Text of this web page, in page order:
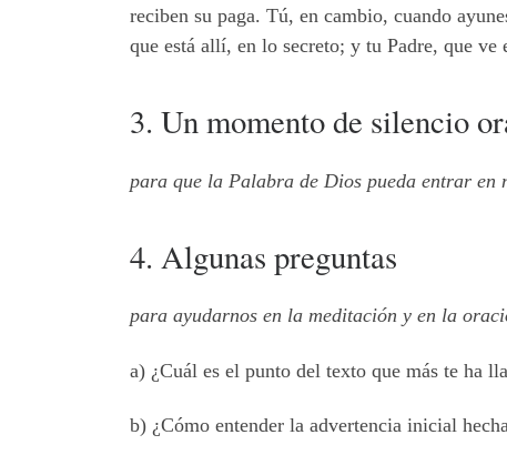
reciben su paga. Tú, en cambio, cuando
que está allí, en lo secreto; y tu Padre, que ve
3. Un momento de silencio
para que la Palabra de Dios pueda entrar en
4. Algunas preguntas
para ayudarnos en la meditación y en la
a) ¿Cuál es el punto del texto que más te ha
b) ¿Cómo entender la advertencia inicial